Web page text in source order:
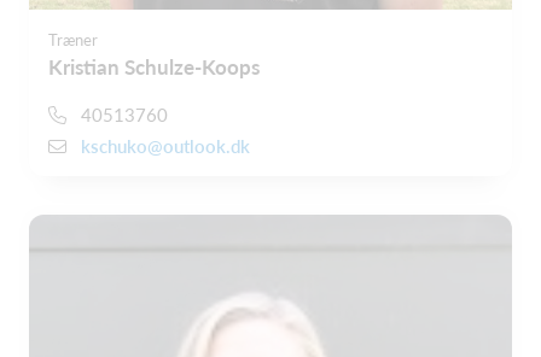
Træner
Kristian Schulze-Koops
40513760
kschuko@outlook.dk